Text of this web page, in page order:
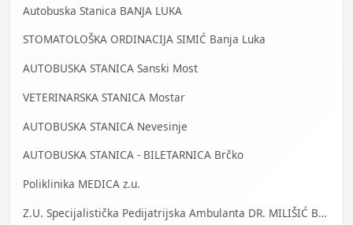
Autobuska Stanica BANJA LUKA
STOMATOLOŠKA ORDINACIJA SIMIĆ Banja Luka
AUTOBUSKA STANICA Sanski Most
VETERINARSKA STANICA Mostar
AUTOBUSKA STANICA Nevesinje
AUTOBUSKA STANICA - BILETARNICA Brčko
Poliklinika MEDICA z.u.
Z.U. Specijalistička Pedijatrijska Ambulanta DR. MILIŠIĆ Banja Luka